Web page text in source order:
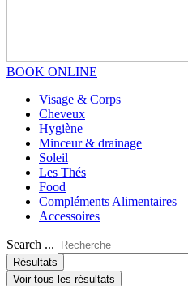
BOOK ONLINE
Visage & Corps
Cheveux
Hygiène
Minceur & drainage
Soleil
Les Thés
Food
Compléments Alimentaires
Accessoires
Search ...
Résultats
Voir tous les résultats